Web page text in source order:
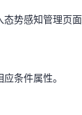
应条件属性。
势感知管理页面
条件属性。